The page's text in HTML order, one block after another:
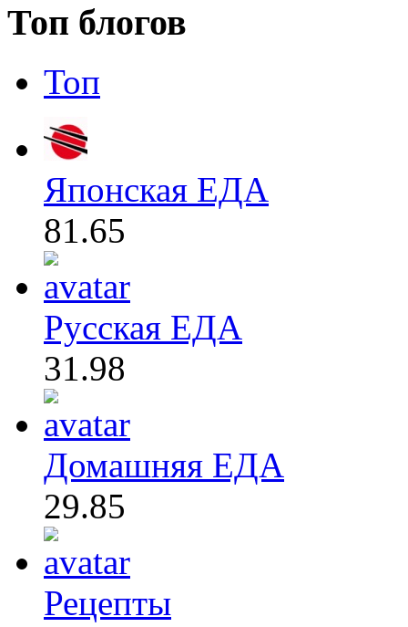
Топ блогов
Топ
Японская ЕДА
81.65
Русская ЕДА
31.98
Домашняя ЕДА
29.85
Рецепты